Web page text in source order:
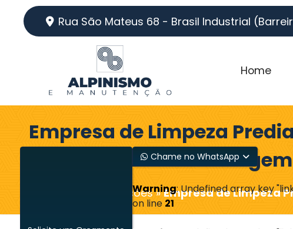
Rua São Mateus 68 - Brasil Industrial
Home
Empresa de Limpeza
Terceirizada em
Informações »Empresa de Limpeza
Chame no WhatsApp
Warning: Undefined array key
on line 21